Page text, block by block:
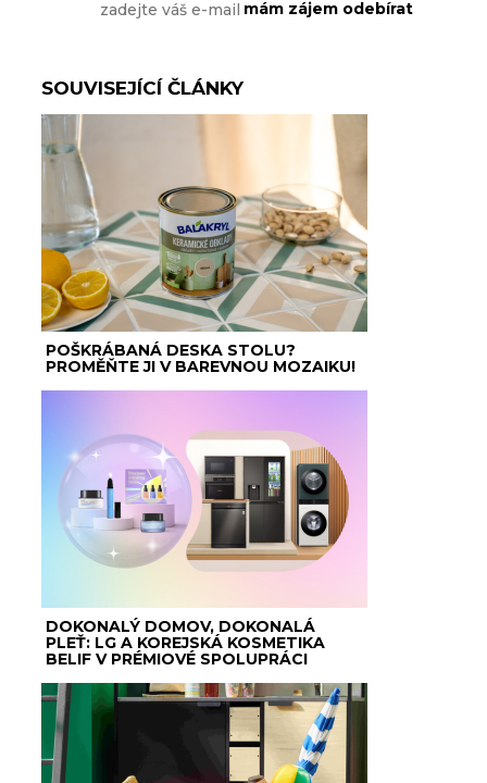
SOUVISEJÍCÍ ČLÁNKY
POŠKRÁBANÁ DESKA STOLU?
PROMĚŇTE JI V BAREVNOU MOZAIKU!
DOKONALÝ DOMOV, DOKONALÁ
PLEŤ: LG A KOREJSKÁ KOSMETIKA
BELIF V PRÉMIOVÉ SPOLUPRÁCI